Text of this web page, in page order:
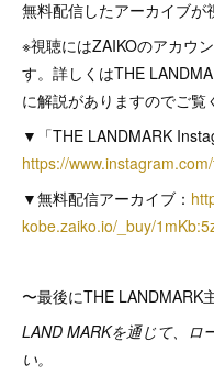
無料配信したアーカイブが
※視聴にはZAIKOのアカウ
す。詳しくはTHE
に解説がありますのでご覧
▼「THE LANDMARK
https://
▼無料配信アーカイブ：
kobe.zaiko.io/_buy/
〜最後にTHE LANDMARK
LAND MARKを通じて、ロ
い。